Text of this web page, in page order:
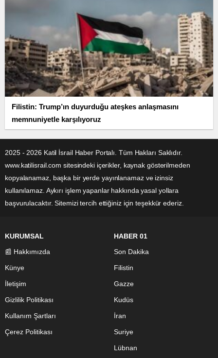
Filistin: Trump’ın duyurduğu ateşkes anlaşmasını
memnuniyetle karşılıyoruz
2025 - 2026 Katil İsrail Haber Portalı. Tüm Hakları Saklıdır.
www.katilisrail.com sitesindeki içerikler, kaynak gösterilmeden
kopyalanamaz, başka bir yerde yayınlanamaz ve izinsiz
kullanılamaz. Aykırı işlem yapanlar hakkında yasal yollara
başvurulacaktır. Sitemizi tercih ettiğiniz için teşekkür ederiz.
KURUMSAL
📰 Hakkımızda
Künye
İletişim
Gizlilik Politikası
Kullanım Şartları
Çerez Politikası
HABER 01
Son Dakika
Filistin
Gazze
Kudüs
İran
Suriye
Lübnan